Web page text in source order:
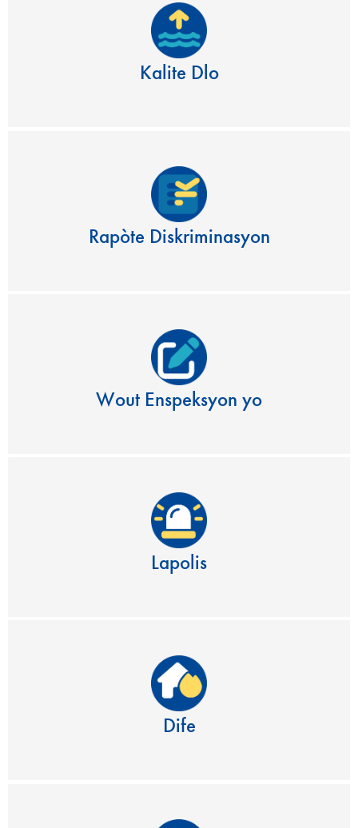
Kalite Dlo
Rapòte Diskriminasyon
Wout Enspeksyon yo
Lapolis
Dife